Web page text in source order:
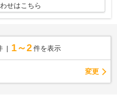
せはこちら
1～2 件を表示
変更